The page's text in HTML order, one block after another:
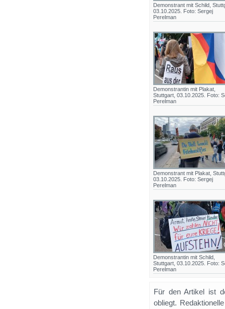
Demonstrant mit Schild,
03.10.2025. Foto: Sergej
Perelman
Demonstrantin mit Plakat,
Stuttgart, 03.10.2025. Foto:
Perelman
Demonstrant mit Plakat,
03.10.2025. Foto: Sergej
Perelman
Demonstrantin mit Schild,
Stuttgart, 03.10.2025. Foto:
Perelman
Für den Artikel ist
obliegt.